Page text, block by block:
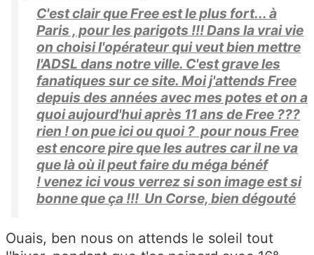
C'est clair que Free est le plus fort... à
Paris , pour les parigots !!! Dans la vrai vie
on choisi l'opérateur qui veut bien mettre
l'ADSL dans notre ville. C'est grave les
fanatiques sur ce site. Moi j'attends Free
depuis des années avec mes potes et on a
quoi aujourd'hui après 11 ans de Free ???
rien ! on pue ici ou quoi ? pour nous Free
est encore pire que les autres car il ne va
que là où il peut faire du méga bénéf
! venez ici vous verrez si son image est si
bonne que ça !!! Un Corse, bien dégouté
Ouais, ben nous on attends le soleil tout